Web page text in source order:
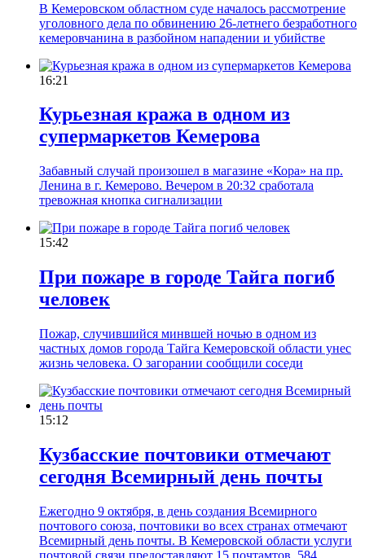
В Кемеровском областном суде началось рассмотрение
уголовного дела по обвинению 26-летнего безработного
кемеровчанина в разбойном нападении и убийстве
16:21
Курьезная кража в одном из
супермаркетов Кемерова
Забавный случай произошел в магазине «Кора» на пр.
Ленина в г. Кемерово. Вечером в 20:32 сработала
тревожная кнопка сигнализации
15:42
При пожаре в городе Тайга погиб
человек
Пожар, случившийся минвшей ночью в одном из
частных домов города Тайга Кемеровской области унес
жизнь человека. О загорании сообщили соседи
15:12
Кузбасские почтовики отмечают
сегодня Всемирный день почты
Ежегодно 9 октября, в день создания Всемирного
почтового союза, почтовики во всех странах отмечают
Всемирный день почты. В Кемеровской области услуги
почтовой связи предоставляют 15 почтамтов, 584